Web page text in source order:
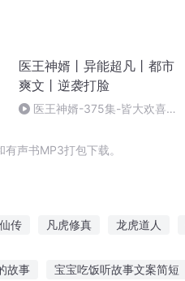
医王神婿丨异能超凡丨都市
爽文丨逆袭打脸
医王神婿-375集-皆大欢喜，
声书MP3打包下载。
传 凡虎修真 龙虎道人
故事 宝宝吃饭听故事文案简短